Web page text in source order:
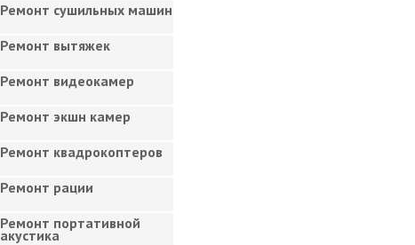
Ремонт сушильных машин
Ремонт вытяжек
Ремонт видеокамер
Ремонт экшн камер
Ремонт квадрокоптеров
Ремонт рации
Ремонт портативной
акустика